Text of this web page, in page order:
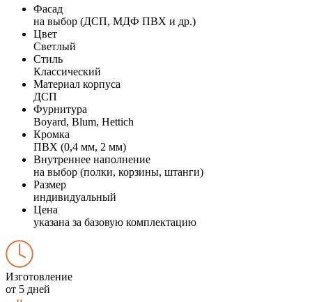
Фасад
на выбор (ДСП, МДФ ПВХ и др.)
Цвет
Светлый
Стиль
Классический
Материал корпуса
ДСП
Фурнитура
Boyard, Blum, Hettich
Кромка
ПВХ (0,4 мм, 2 мм)
Внутреннее наполнение
на выбор (полки, корзины, штанги)
Размер
индивидуальный
Цена
указана за базовую комплектацию
Изготовление
от 5 дней